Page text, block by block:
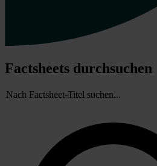
Factsheets durchsuchen
Suchbegriff für Factsheets eingeben